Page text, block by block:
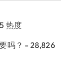
热度
吗？ - 28,826